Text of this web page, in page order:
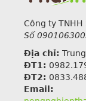
Công ty
Số
Địa chỉ:
ĐT1:
ĐT2:
Email: